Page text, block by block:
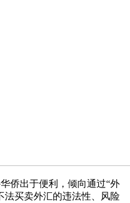
出于便利，倾向通过“外
法买卖外汇的违法性、风险